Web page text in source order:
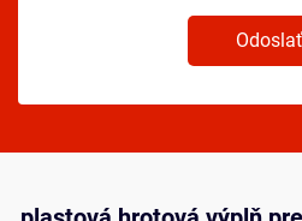
Odoslať